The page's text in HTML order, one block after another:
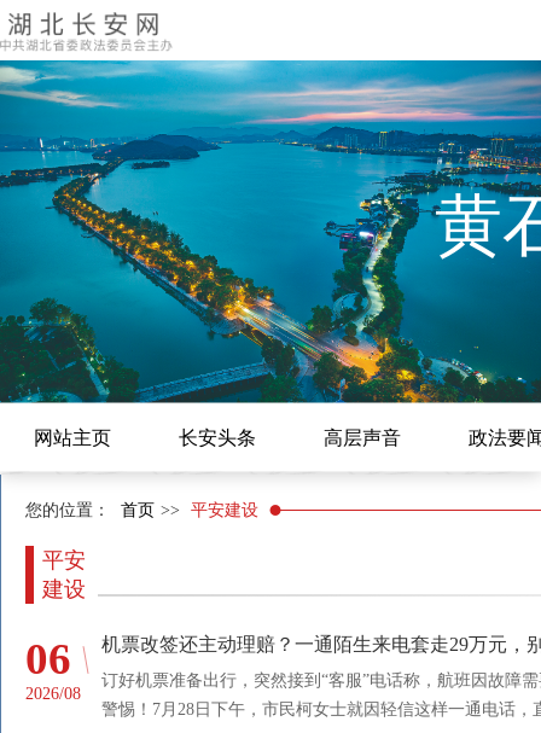
黄
网站主页 长安头条 高层声音 政法要
您的位置： 首页 >> 平安建设
平安
建设
06
2026/08
机票改签还主动理赔？一通陌生来电套走29万元，
订好机票准备出行，突然接到“客服”电话称，航班因故障
警惕！7月28日下午，市民柯女士就因轻信这样一通电话，